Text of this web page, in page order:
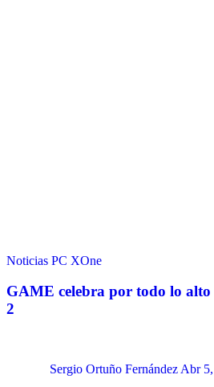
Noticias PC XOne
GAME celebra por todo lo alto
2
Sergio Ortuño Fernández Abr